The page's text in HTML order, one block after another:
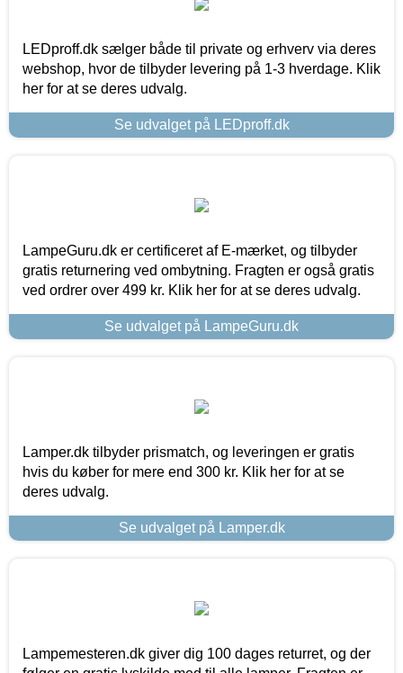
LEDproff.dk sælger både til private og erhverv via deres
webshop, hvor de tilbyder levering på 1-3 hverdage. Klik
her for at se deres udvalg.
Se udvalget på LEDproff.dk
LampeGuru.dk er certificeret af E-mærket, og tilbyder
gratis returnering ved ombytning. Fragten er også gratis
ved ordrer over 499 kr. Klik her for at se deres udvalg.
Se udvalget på LampeGuru.dk
Lamper.dk tilbyder prismatch, og leveringen er gratis
hvis du køber for mere end 300 kr. Klik her for at se
deres udvalg.
Se udvalget på Lamper.dk
Lampemesteren.dk giver dig 100 dages returret, og der